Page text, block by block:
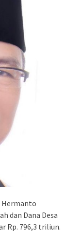
Hermanto
dan Dana Desa
Rp. 796,3 triliun.